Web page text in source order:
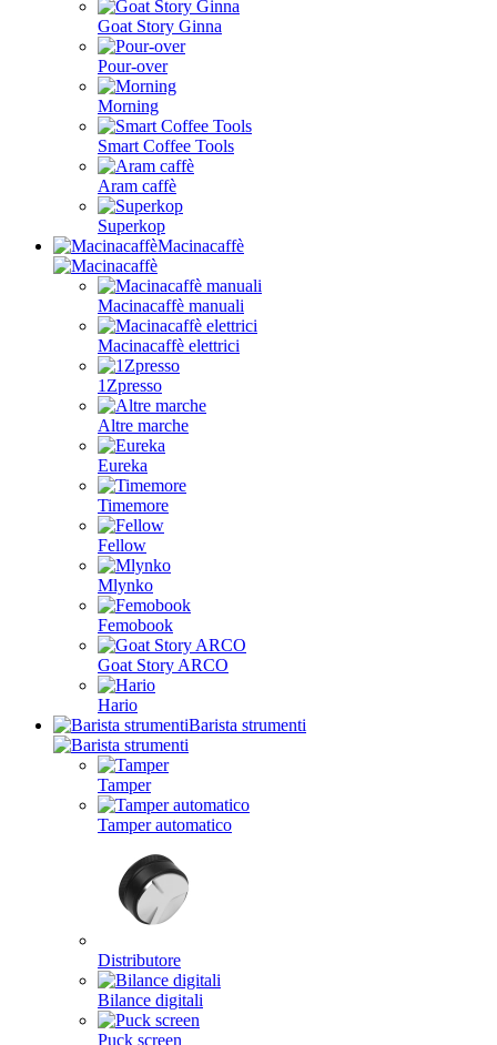
Goat Story Ginna
Pour-over
Morning
Smart Coffee Tools
Aram caffè
Superkop
Macinacaffè
Macinacaffè manuali
Macinacaffè elettrici
1Zpresso
Altre marche
Eureka
Timemore
Fellow
Mlynko
Femobook
Goat Story ARCO
Hario
Barista strumenti
Tamper
Tamper automatico
Distributore
Bilance digitali
Puck screen